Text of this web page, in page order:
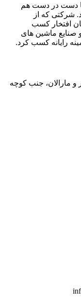
بسامد در مهرماه سال ۱۳۷۰، با دست در دست هم
شرکتی که از
افتخار کسب
صنایع ماشین های
رایانه کسب کرد.
و مارالان، جنب کوچه